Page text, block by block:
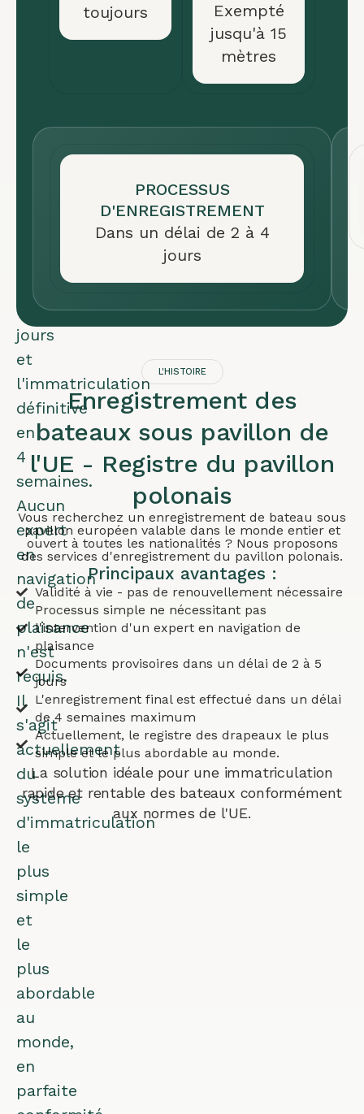
procédure
documents
provisoires
5
jours
et
l'immatriculation
définitive
en
4
semaines.
Aucun
expert
en
navigation
de
plaisance
n'est
requis.
Il
s'agit
actuellement
du
système
d'immatriculation
le
plus
simple
et
le
plus
abordable
au
monde,
en
parfaite
toujours
Exempté
jusqu'à 15
mètres
PROCESSUS
D'ENREGISTREMENT
Dans un délai de 2 à 4
jours
L'HISTOIRE
Enregistrement des
bateaux sous pavillon de
l'UE - Registre du pavillon
polonais
Vous recherchez un enregistrement de bateau sous
pavillon européen valable dans le monde entier et
ouvert à toutes les nationalités ? Nous proposons
des services d'enregistrement du pavillon polonais.
Principaux avantages :
Validité à vie - pas de renouvellement nécessaire
Processus simple ne nécessitant pas
l'intervention d'un expert en navigation de
plaisance
Documents provisoires dans un délai de 2 à 5
jours
L'enregistrement final est effectué dans un délai
de 4 semaines maximum
Actuellement, le registre des drapeaux le plus
simple et le plus abordable au monde.
La solution idéale pour une immatriculation
rapide et rentable des bateaux conformément
aux normes de l'UE.